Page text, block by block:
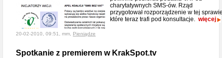
charytatywnych SMS-ów. Rząd
przygotował rozporządzenie w tej
które teraz trafi pod konsultacje. więcej
20-02-2010, 09:51, mm, Pieniądze
Spotkanie z premierem w KrakSpot.tv